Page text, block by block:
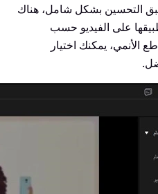
التحسين بشكل شامل، هناك
على الفيديو حسب
الأنمي، يمكنك اختيار